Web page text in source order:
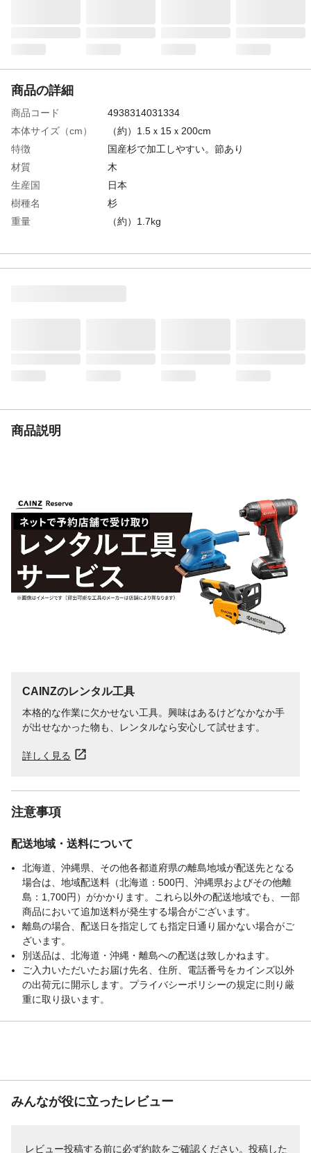
商品の詳細
商品コード
4938314031334
本体サイズ（cm）
（約）1.5ｘ15ｘ200cm
特徴
国産杉で加工しやすい。節あり
材質
木
生産国
日本
樹種名
杉
重量
（約）1.7kg
商品説明
CAINZのレンタル工具
本格的な作業に欠かせない工具。興味はあるけどなかなか手
が出せなかった物も、レンタルなら安心して試せます。
詳しく見る
注意事項
配送地域・送料について
北海道、沖縄県、その他各都道府県の離島地域が配送先となる
場合は、地域配送料（北海道：500円、沖縄県およびその他離
島：1,700円）がかかります。これら以外の配送地域でも、一部
商品において追加送料が発生する場合がございます。
離島の場合、配送日を指定しても指定日通り届かない場合がご
ざいます。
別送品は、北海道・沖縄・離島への配送は致しかねます。
ご入力いただいたお届け先名、住所、電話番号をカインズ以外
の出荷元に開示します。プライバシーポリシーの規定に則り厳
重に取り扱います。
みんなが役に立ったレビュー
レビュー投稿する前に必ず約款をご確認ください。投稿した